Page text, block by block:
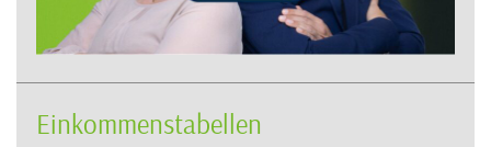
Einkommenstabellen